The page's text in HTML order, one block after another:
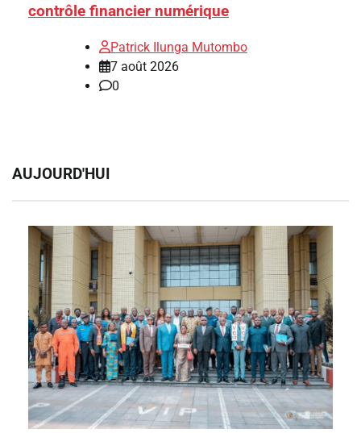
contrôle financier numérique
Patrick Ilunga Mutombo
7 août 2026
0
AUJOURD'HUI